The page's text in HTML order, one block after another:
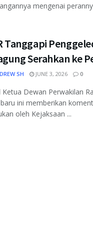
mengenai
Tanggapi
Serahkan ke
SH JUNE 3, 2026 0
Ketua Dewan Perwakilan
ini memberikan
oleh Kejaksaan ...